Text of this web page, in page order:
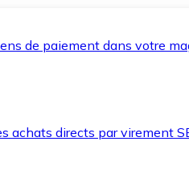
de paiement dans votre
directs par virement